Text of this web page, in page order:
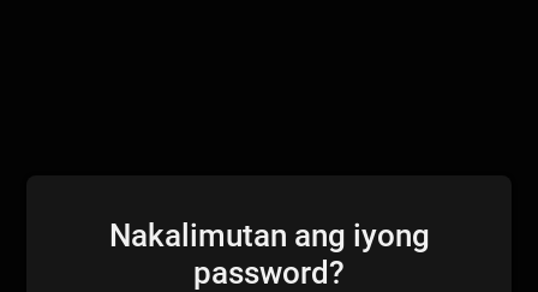
Nakalimutan ang iyong
password?